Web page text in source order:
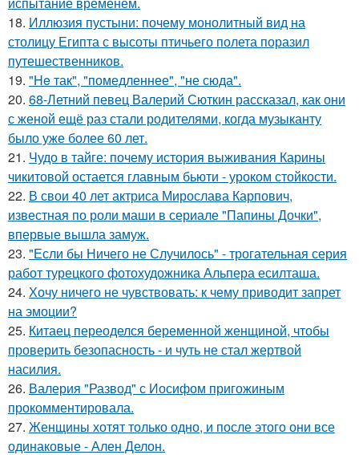
18. Иллюзия пустыни: почему монолитный вид на
столицу Египта с высоты птичьего полета поразил
путешественников.
19. "He так", "помедленнее", "не сюда".
20. 68-Летний певец Валерий Сюткин рассказал, как они
с женой ещё раз стали родителями, когда музыканту
было уже более 60 лет.
21. Чудо в тайге: почему история выживания Карины
чикитовой остается главным бьюти - уроком стойкости.
22. В свои 40 лет актриса Мирослава Карпович,
известная по роли маши в сериале "Папины Дочки",
впервые вышла замуж.
23. "Если бы Ничего не Случилось" - трогательная серия
работ турецкого фотохудожника Альпера есилташа.
24. Хочу ничего не чувствовать: к чему приводит запрет
на эмоции?
25. Китаец переоделся беременной женщиной, чтобы
проверить безопасность - и чуть не стал жертвой
насилия.
26. Валерия "Развод" с Иосифом пригожиным
прокомментировала.
27. Женщины хотят только одно, и после этого они все
одинаковые - Ален Делон.